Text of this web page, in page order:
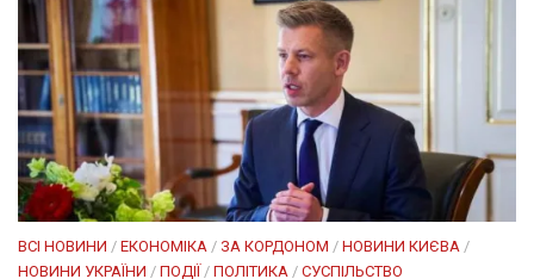
ВСІ НОВИНИ / ЕКОНОМІКА / ЗА КОРДОНОМ / НОВИНИ КИЄВА /
НОВИНИ УКРАЇНИ / ПОДІЇ/ ПОЛІТИКА / СУСПІЛЬСТВО